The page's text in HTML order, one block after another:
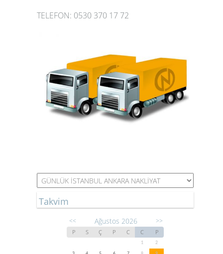
TELEFON: 0530 370 17 72
Takvim
<< Ağustos 2026 >>
P S Ç P C C P
1
2